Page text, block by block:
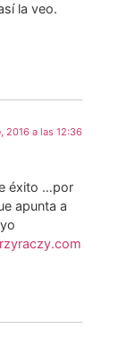
la veo.
2016 a las 12:36
éxito …por
apunta a